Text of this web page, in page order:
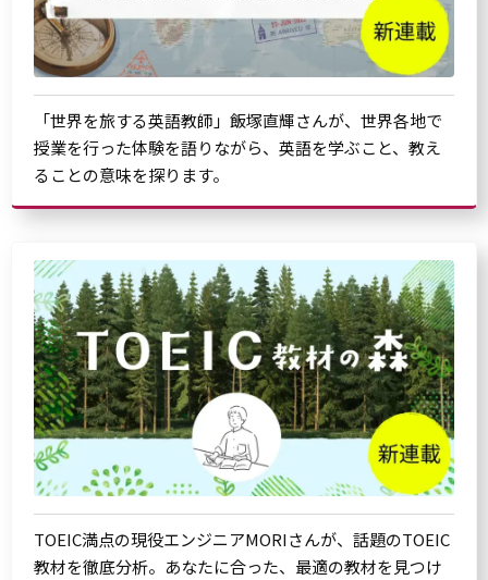
「世界を旅する英語教師」飯塚直輝さんが、世界各地で
授業を行った体験を語りながら、英語を学ぶこと、教え
ることの意味を探ります。
TOEIC満点の現役エンジニアMORIさんが、話題のTOEIC
教材を徹底分析。あなたに合った、最適の教材を見つけ